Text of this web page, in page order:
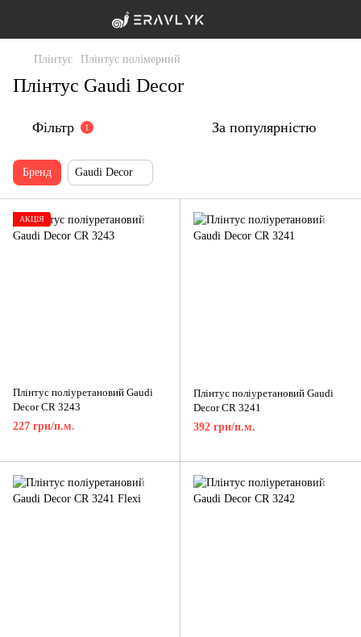
Плінтус Плінтус полімерний
Плінтус Gaudi Decor
Фільтр 1 За популярністю
Бренд Gaudi Decor
АКЦІЯ
Плінтус поліуретановий Gaudi
Decor CR 3243
227 грн/п.м.
Плінтус поліуретановий Gaudi
Decor CR 3241
392 грн/п.м.